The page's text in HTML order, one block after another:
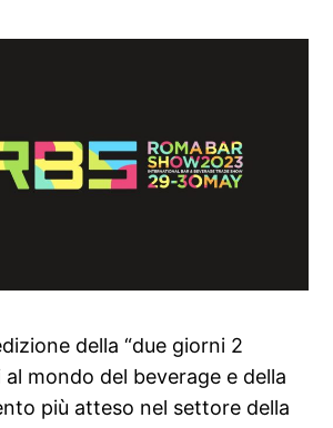
della “due giorni 2
mondo del beverage e della
più atteso nel settore della